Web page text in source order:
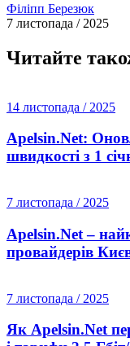
Філіпп Березюк
7 листопада / 2025
Читайте
14 листопада / 2025
Apelsin.Net:
швидкості з 1
7 листопада / 2025
Apelsin.Net –
провайдерів
7 листопада / 2025
Як Apelsin.Net